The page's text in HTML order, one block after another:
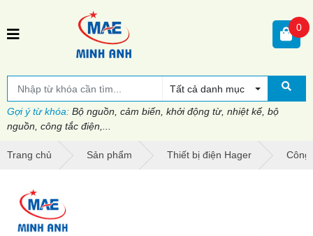
Tất cả danh mục
Gợi ý từ khóa: Bộ nguồn, cảm biến, khởi động từ, nhiệt kế, bộ
nguồn, công tắc điện,...
0
Trang chủ Sản phẩm Thiết bị điện Hager Công